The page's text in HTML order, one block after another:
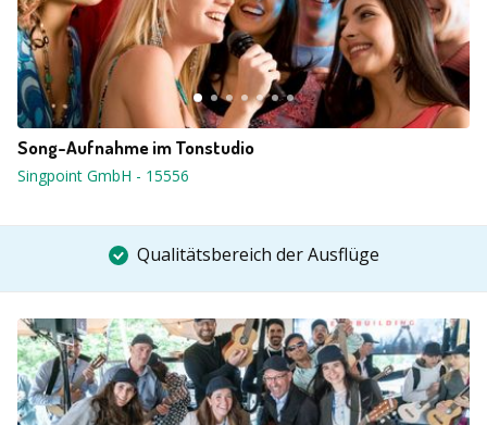
Song-Aufnahme im Tonstudio
Singpoint GmbH - 15556
Qualitätsbereich der Ausflüge